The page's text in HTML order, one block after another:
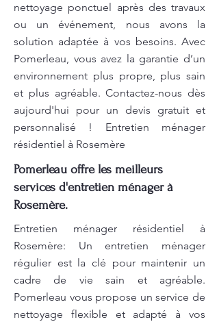
nettoyage ponctuel après des travaux
ou un événement, nous avons la
solution adaptée à vos besoins. Avec
Pomerleau, vous avez la garantie d’un
environnement plus propre, plus sain
et plus agréable. Contactez-nous dès
aujourd'hui pour un devis gratuit et
personnalisé ! Entretien ménager
résidentiel à Rosemère
Pomerleau offre les meilleurs
services d'entretien ménager à
Rosemère.
Entretien ménager résidentiel à
Rosemère: Un entretien ménager
régulier est la clé pour maintenir un
cadre de vie sain et agréable.
Pomerleau vous propose un service de
nettoyage flexible et adapté à vos